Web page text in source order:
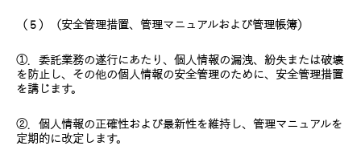
（５）（安全管理措置、管理マニュアルおよび管理帳簿）
①．委託業務の遂行にあたり、個人情報の漏洩、紛失または破壊
を防止し、その他の個人情報の安全管理のために、安全管理措置
を講じます。
②．個人情報の正確性および最新性を維持し、管理マニュアルを
定期的に改定します。